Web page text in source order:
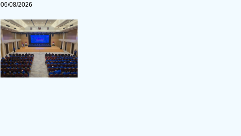
06/08/2026